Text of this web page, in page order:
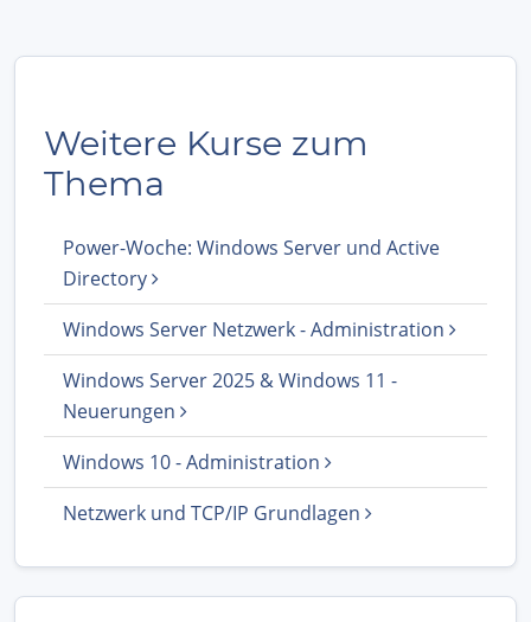
Weitere Kurse zum
Thema
Power-Woche: Windows Server und Active
Directory
Windows Server Netzwerk - Administration
Windows Server 2025 & Windows 11 -
Neuerungen
Windows 10 - Administration
Netzwerk und TCP/IP Grundlagen